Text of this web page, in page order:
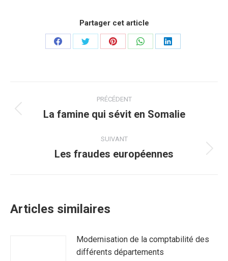
Partager cet article
PartagerPartagerPartagerPartagerPartager
article
PRÉCÉDENT
Article
:
La famine qui sévit en Somalie
SUIVANT
Article
Les fraudes européennes
Articles similaires
Modernisation de la comptabilité des
différents départements